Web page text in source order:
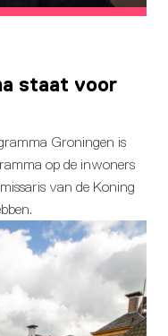
staat voor
Groningen is
op de inwoners
van de Koning